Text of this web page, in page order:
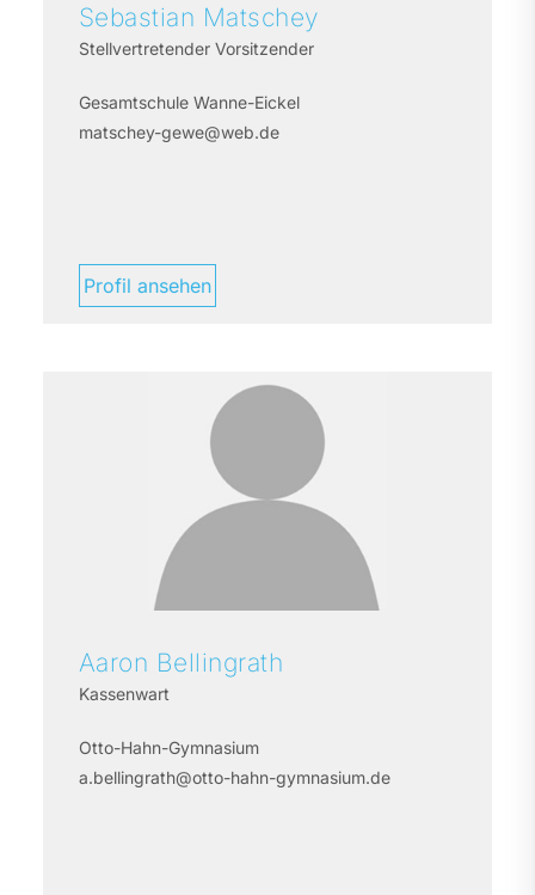
Sebastian Matschey
Stellvertretender Vorsitzender
Gesamtschule Wanne-Eickel
matschey-gewe@web.de
Profil ansehen
Aaron Bellingrath
Kassenwart
Otto-Hahn-Gymnasium
a.bellingrath@otto-hahn-gymnasium.de